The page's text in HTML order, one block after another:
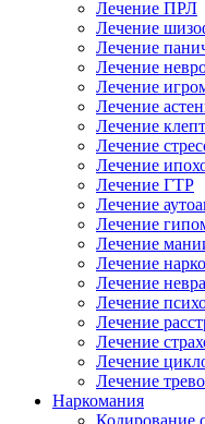
Лечение ПРЛ
Лечение
Лечение
Лечение
Лечение
Лечение
Лечение
Лечение
Лечение
Лечение ГТР
Лечение
Лечение
Лечение
Лечение
Лечение
Лечение
Лечение
Лечение
Лечение
Лечение
Наркомания
Кодирование